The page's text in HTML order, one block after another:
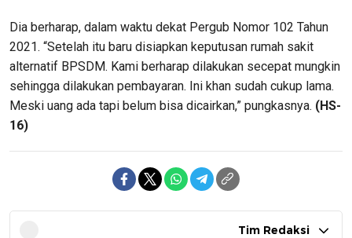
Dia berharap, dalam waktu dekat Pergub Nomor 102 Tahun
2021. “Setelah itu baru disiapkan keputusan rumah sakit
alternatif BPSDM. Kami berharap dilakukan secepat mungkin
sehingga dilakukan pembayaran. Ini khan sudah cukup lama.
Meski uang ada tapi belum bisa dicairkan,” pungkasnya. (HS-
16)
Tim Redaksi